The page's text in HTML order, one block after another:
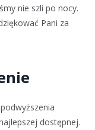
nie szli po nocy.
Pani za
dostępnej.